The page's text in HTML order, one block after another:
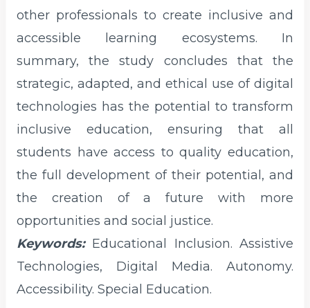
other professionals to create inclusive and
accessible learning ecosystems. In
summary, the study concludes that the
strategic, adapted, and ethical use of digital
technologies has the potential to transform
inclusive education, ensuring that all
students have access to quality education,
the full development of their potential, and
the creation of a future with more
opportunities and social justice.
Keywords: Educational Inclusion. Assistive
Technologies, Digital Media. Autonomy.
Accessibility. Special Education.